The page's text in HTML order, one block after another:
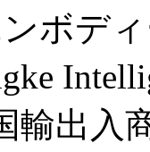
ボデ
輸出入